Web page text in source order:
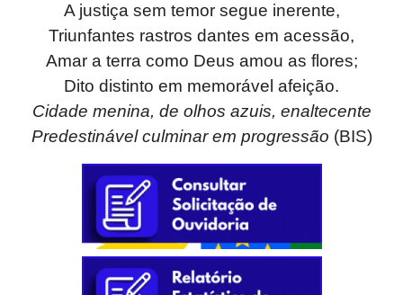
A justiça sem temor segue inerente,
Triunfantes rastros dantes em acessão,
Amar a terra como Deus amou as flores;
Dito distinto em memorável afeição.
Cidade menina, de olhos azuis, enaltecente
Predestinável culminar em progressão (BIS)